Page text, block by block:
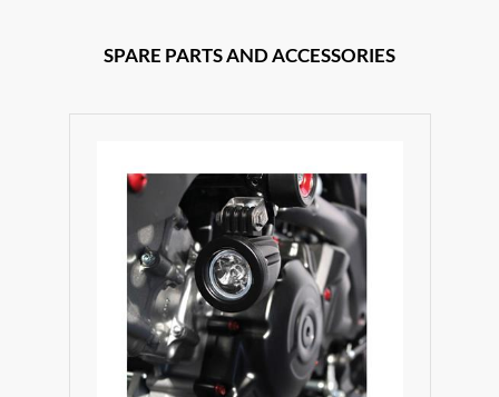
SPARE PARTS AND ACCESSORIES